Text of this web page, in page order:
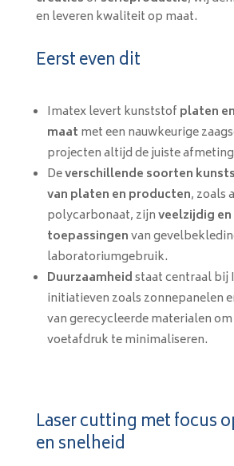
en leveren kwaliteit op maat.
Eerst even dit
Imatex levert kunststof platen
maat met een nauwkeurige
projecten altijd de juiste
Deverschillende soorten
van platen en producten, zoals
polycarbonaat, zijnveelzijdig
toepassingenvan
laboratoriumgebruik.
Duurzaamheidstaat centraal bij
initiatieven zoals zonnepanelen
van gerecycleerde materialen
voetafdruk te minimaliseren.
Laser cutting met focus
en snelheid